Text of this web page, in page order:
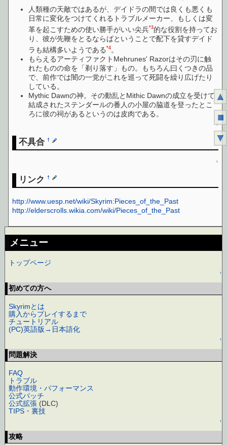
人類種の天敵ではあるが、デイドラの間では良くも悪くも
日常に変化をつけてくれるトラブルメーカー、もしくは変
革を起こすための使い勝手がいい尖兵*3的な役割を持ってお
り、彼が先鞭をとるならばということで配下を貸すデイド
ラも結構多いようである*4 。
もらえるアーティファクトMehrunes' Razorはその刃に触
れたものの命を「剃り落す」もの。もちろん曰くつきの品
で、前作では闇の一党がこれを巡って死闘を繰り広げたり
している。
Mythic Dawnの神。その動乱とMithic Dawnの成立を受けて
結成されたステンダールの番人の小屋の脇道を登ったとこ
ろに彼の祠があるというのは皮肉である。
↑
不具合†
↑
リンク†
http://www.uesp.net/wiki/Skyrim:Pieces_of_the_Past
http://elderscrolls.wikia.com/wiki/Pieces_of_the_Past
メニュー
トップページ
↑
初めての方へ
Skyrimとは
購入からプレイするまで
チュートリアル
(PC)英語版→日本語化
↑
問題解決
FAQ
トラブル
動作環境・パフォーマンス
公式パッチ
公式拡張 (DLC)
TIPS・裏技
↑
攻略
▲
■
▼